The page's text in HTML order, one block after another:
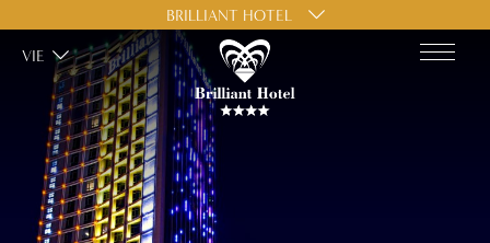
VIE
BRILLIANT HOTEL